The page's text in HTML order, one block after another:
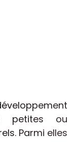
petites ou
Parmi elles